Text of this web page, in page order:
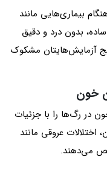
بیماری‌هایی مانند
بدون درد و دقیق
آزمایش‌هایتان مشکوک
خون
در رگ‌ها را با جزئیات
اختلالات عروقی مانند
می‌دهند.